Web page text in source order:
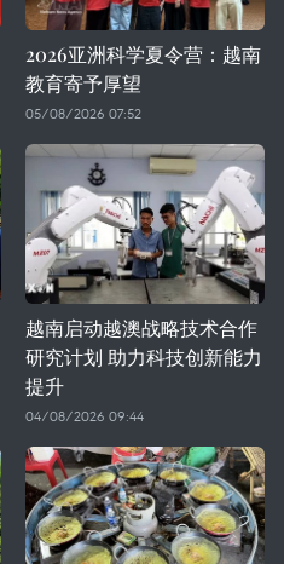
2026亚洲科学夏令营：越南
教育寄予厚望
05/08/2026 07:52
越南启动越澳战略技术合作
研究计划 助力科技创新能力
提升
04/08/2026 09:44